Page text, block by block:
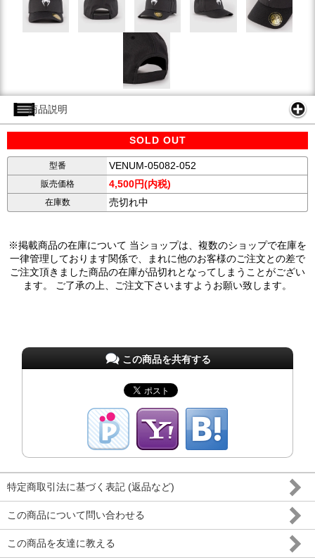
商品説明
SOLD OUT
型番 VENUM-05082-052
販売価格 4,500円(内税)
在庫数 売切れ中
※掲載商品の在庫について 当ショップは、複数のショップで在庫を
一律管理しております関係で、まれに他のお客様のご注文との差で
ご注文頂きました商品の在庫が品切れとなってしまうことがござい
ます。 ご了承の上、ご注文下さいますようお願い致します。
この商品を共有する
特定商取引法に基づく表記 (返品など)
この商品について問い合わせる
この商品を友達に教える